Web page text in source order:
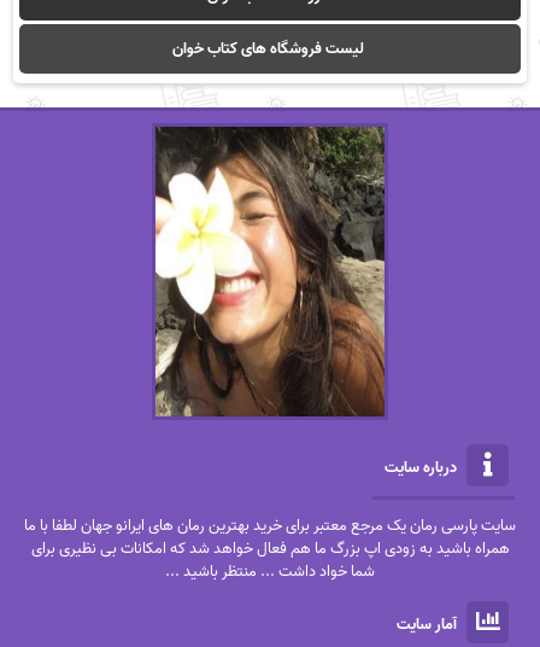
لیست فروشگاه های کتاب خوان
درباره سایت
سایت پارسی رمان یک مرجع معتبر برای خرید بهترین رمان های ایرانو جهان لطفا با ما
همراه باشید به زودی اپ بزرگ ما هم فعال خواهد شد که امکانات بی نظیری برای
شما خواد داشت ... منتظر باشید ...
آمار سایت